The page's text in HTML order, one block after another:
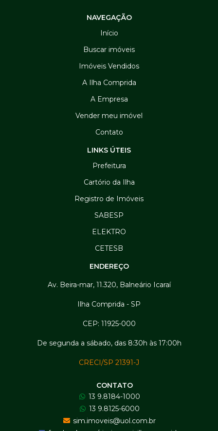
NAVEGAÇÃO
Início
Buscar imóveis
Imóveis Vendidos
A Ilha Comprida
A Empresa
Vender meu imóvel
Contato
LINKS ÚTEIS
Prefeitura
Cartório da Ilha
Registro de Imóveis
SABESP
ELEKTRO
CETESB
ENDEREÇO
Av. Beira-mar, 11.320, Balneário Icaraí
Ilha Comprida - SP
CEP: 11925-000
De segunda a sábado, das 8:30h às 17:00h
CRECI/SP 21391-J
CONTATO
13 9.8184-1000
13 9.8125-6000
sim.imoveis@uol.com.br